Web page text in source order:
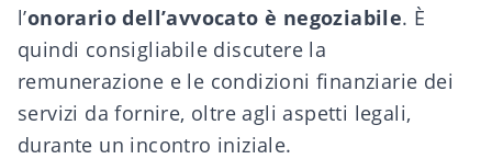
l’onorario dell’avvocato è negoziabile. È
quindi consigliabile discutere la
remunerazione e le condizioni finanziarie dei
servizi da fornire, oltre agli aspetti legali,
durante un incontro iniziale.